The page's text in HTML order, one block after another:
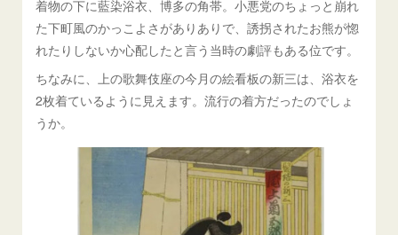
着物の下に藍染浴衣、博多の角帯。小悪党のちょっと崩れ
た下町風のかっこよさがありありで、誘拐されたお熊が惚
れたりしないか心配したと言う当時の劇評もある位です。
ちなみに、上の歌舞伎座の今月の絵看板の新三は、浴衣を
2枚着ているように見えます。流行の着方だったのでしょ
うか。